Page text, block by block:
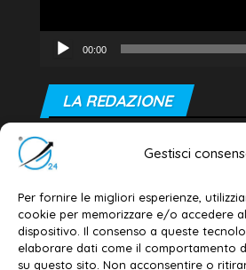
Gestisci
Per fornire le migliori esperienze,
cookie per memorizzare e/o accedere
dispositivo. Il consenso a queste
elaborare dati come il comportamento
su questo sito. Non acconsentire o
00:00
LA REDAZIONE
Editore e direttore responsabile:
Dott. Daniele G. Masciullo
Email: redazione@galatina24.it
Contatti –Disclaimer
Privacy policy –Cookie policy